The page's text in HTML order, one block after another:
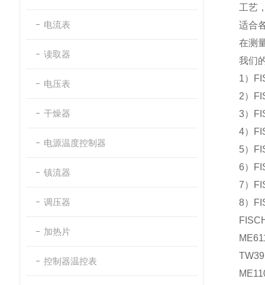
电流表
读取器
电压表
干燥器
电源温度控制器
镇流器
调压器
加热片
控制器温控表
工艺
适合
在测
我们
1）
2）
3）
4）
5）
6）
7）
8）